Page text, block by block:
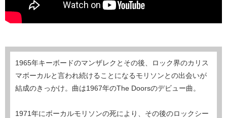
1965年キーボードのマンザレクとその後、ロック界のカリス
マボーカルと言われ続けることになるモリソンとの出会いが
結成のきっかけ。曲は1967年のThe Doorsのデビュー曲。
1971年にボーカルモリソンの死により、その後のロックシー